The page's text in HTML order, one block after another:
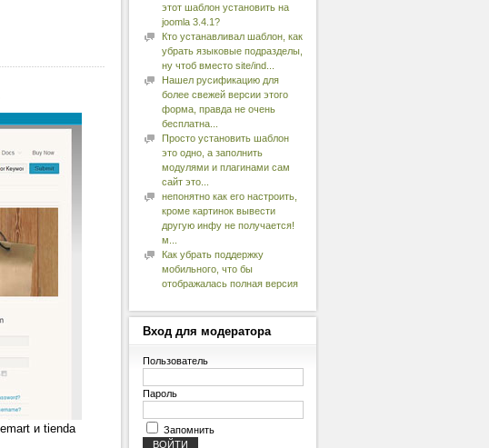
и tienda
этот шаблон установить на
joomla 3.4.1?
Кто устанавливал шаблон, как
убрать языковые подразделы,
ну чтоб вместо site/ind...
Нашел русификацию для
более свежей версии этого
форма, правда не очень
бесплатна...
Просто установить шаблон
это одно, а заполнить
модулями и плагинами сам
сайт это...
непонятно как его настроить,
кроме картинок вывести
другую инфу не получается!
м...
Как убрать поддержку
мобильного, что бы
отображалась полная версия
Входдля модератора
Пользователь
Пароль
Запомнить